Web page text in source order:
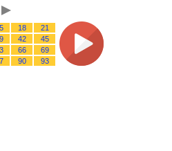
18
21
42
45
66
69
90 93